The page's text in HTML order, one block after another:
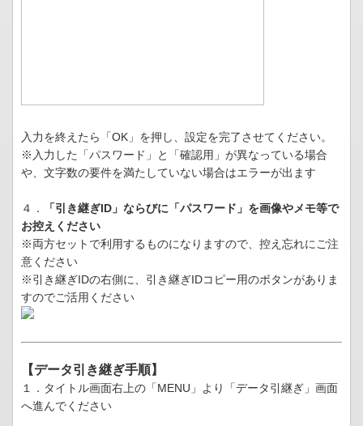
入力を終えたら「OK」を押し、設定を完了させてください。
※入力した「パスワード」と「確認用」が異なっている場合
や、文字数の要件を満たしていない場合はエラーが出ます
４．
「引き継ぎID」ならびに「パスワード」を画像やメモ等で
お控えください
※両方セットで利用するものになりますので、控え忘れにご注
意ください
※引き継ぎIDの右側に、引き継ぎIDコピー用のボタンがありま
すのでご活用ください
【データ引き継ぎ手順】
１．タイトル画面右上の「MENU」より「データ引継ぎ」画面
へ進んでください